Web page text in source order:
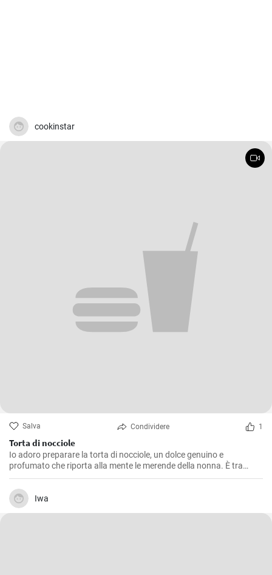
cookinstar
Salva Condividere 1
Torta di nocciole
Io adoro preparare la torta di nocciole, un dolce genuino e
profumato che riporta alla mente le merende della nonna. È tra
l'altro una ricetta molto semplice da realizzare, ma che regala grandi
soddisfazioni in termini di gusto. La nocciola ne è la protagonista
indiscussa, regalando un’aroma intenso e una piacevole
croccantezza.
Iwa